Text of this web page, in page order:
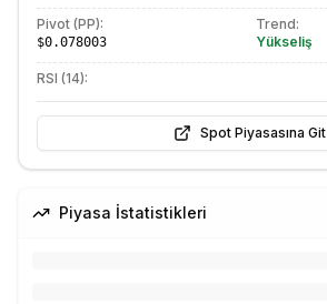
Pivot (PP):
$0.078003
Trend:
Yükseliş
RSI (14):
Spot Piyasasına Git
Piyasa İstatistikleri